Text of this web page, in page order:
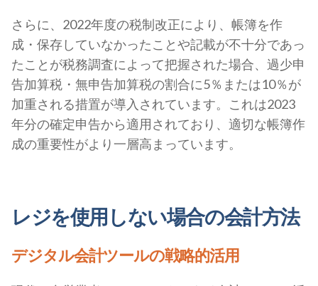
さらに、2022年度の税制改正により、帳簿を作
成・保存していなかったことや記載が不十分であっ
たことが税務調査によって把握された場合、過少申
告加算税・無申告加算税の割合に5％または10％が
加重される措置が導入されています。これは2023
年分の確定申告から適用されており、適切な帳簿作
成の重要性がより一層高まっています。
レジを使用しない場合の会計方法
デジタル会計ツールの戦略的活用